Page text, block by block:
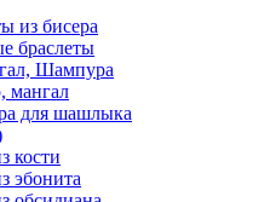
из бисера
браслеты
Шампура
мангал
для шашлыка
кости
эбонита